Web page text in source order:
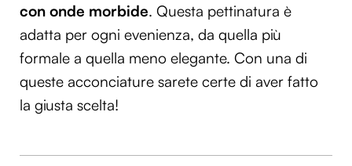
con onde morbide. Questa pettinatura è
adatta per ogni evenienza, da quella più
formale a quella meno elegante. Con una di
queste acconciature sarete certe di aver fatto
la giusta scelta!